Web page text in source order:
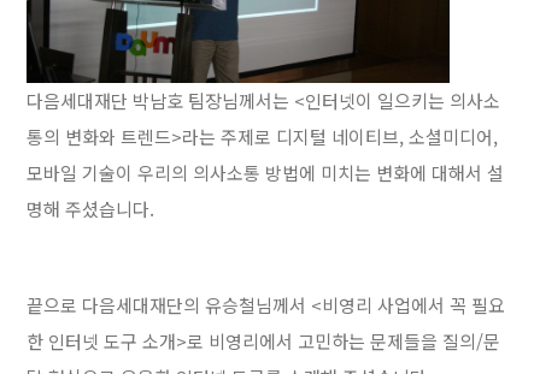
다음세대재단 박남호 팀장님께서는 <인터넷이 일으키는 의사소
통의 변화와 트렌드>라는 주제로 디지털 네이티브, 소셜미디어,
모바일 기술이 우리의 의사소통 방법에 미치는 변화에 대해서 설
명해 주셨습니다.
끝으로 다음세대재단의 유승철님께서 <비영리 사업에서 꼭 필요
한 인터넷 도구 소개>로 비영리에서 고민하는 문제들을 질의/문